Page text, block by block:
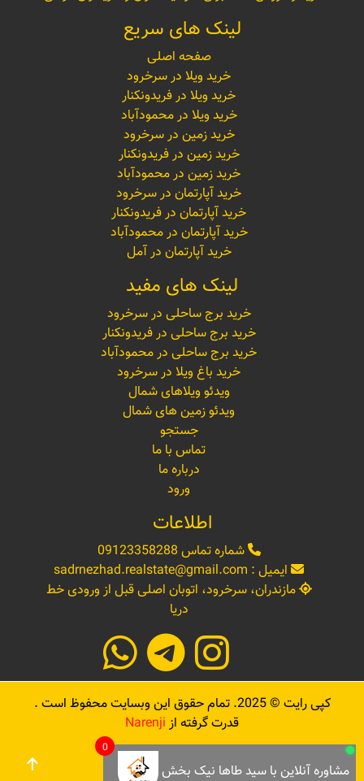
لینک های سریع
صفحه اصلی
خرید ویلا در سرخرود
خرید ویلا در فریدونکنار
خرید ویلا در محمودآباد
خرید زمین در سرخرود
خرید زمین در فریدونکنار
خرید زمین در محمودآباد
خرید آپارتمان در سرخرود
خرید آپارتمان در فریدونکنار
خرید آپارتمان در محمودآباد
خرید آپارتمان در آمل
لینک های مفید
خرید برج ساحلی در سرخرود
خرید برج ساحلی در فریدونکنار
خرید برج ساحلی در محمودآباد
خرید باغ ویلا در سرخرود
ویدئو ویلاهای شمال
ویدئو زمین های شمال
جستجو
تماس با ما
درباره ما
ورود
اطلاعات
شماره تماس 09123358288
ایمیل : sadrnezhad.realstate@gmail.com
مازندران، سرخرود، اتوبان اصلی قبل از ورودی خط
دریا
کپی رایت ©2025. تمام حقوق این وبسایت محفوظ است .
قدرت گرفته از Narenji
مشاوره آنلاین با سید طاها نیک بخش
0